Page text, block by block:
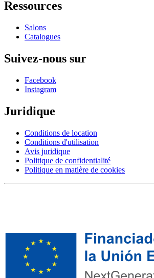
Ressources
Salons
Catalogues
Suivez-nous sur
Facebook
Instagram
Juridique
Conditions de location
Conditions d'utilisation
Avis juridique
Politique de confidentialité
Politique en matière de cookies